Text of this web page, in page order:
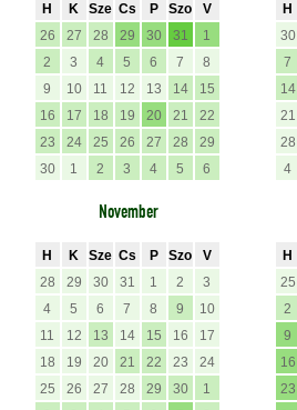
H K Sze Cs P Szo
V
26
27 28 29 30 31
1
2
3 4 5 6 7
8
9
10 11 12 13 14
15
16
17 18 19 20 21
22
23
24 25 26 27 28
29
30
1 2 3 4 5 6
H
30
7
14
21
28
4
November
H K Sze Cs P Szo
V
28
29 30 31 1 2
3
4
5 6 7 8 9
10
11
12 13 14 15 16
17
18
19 20 21 22 23
24
25
26 27 28 29 30
1
H
25
2
9
16
23